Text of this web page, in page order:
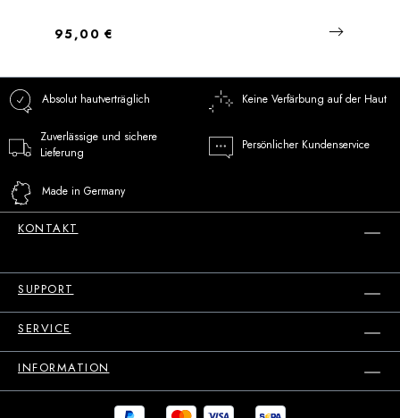
Regulärer Preis:
95,00 €
Absolut hautverträglich Keine Verfärbung auf der Haut
Zuverlässige und sichere
Lieferung
Persönlicher Kundenservice
Made in Germany
KONTAKT
SUPPORT
SERVICE
INFORMATION